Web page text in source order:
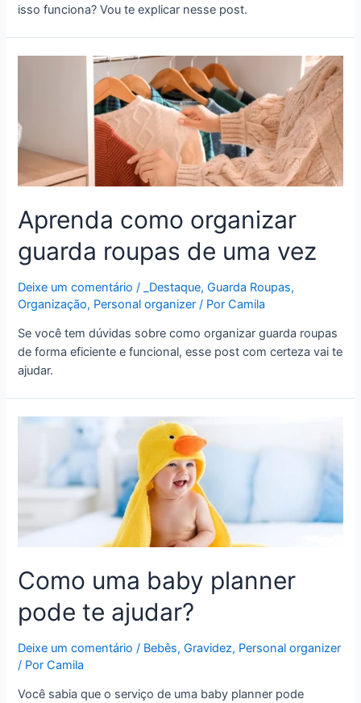
isso funciona? Vou te explicar nesse post.
Aprenda como organizar
guarda roupas de uma vez
Deixe um comentário / _Destaque,Guarda Roupas,
Organização, Personal organizer / PorCamila
Se você tem dúvidas sobre como organizar guarda roupas
de forma eficiente e funcional, esse post com certeza vai te
ajudar.
Como uma baby planner
pode te ajudar?
Deixe um comentário / Bebês,Gravidez, Personal organizer
/ PorCamila
Você sabia que o serviço de uma baby planner pode